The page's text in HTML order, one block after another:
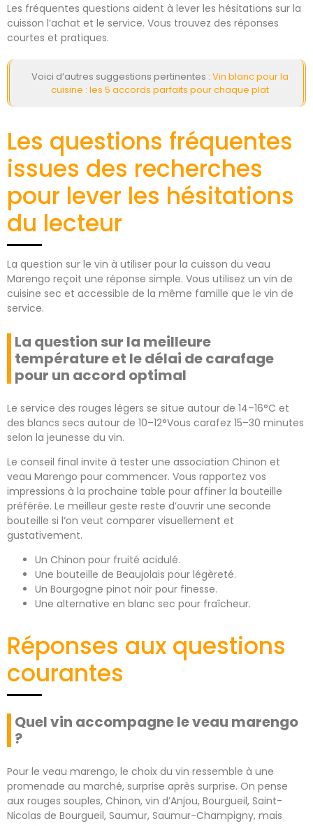
Les fréquentes questions aident à lever les hésitations sur la
cuisson l’achat et le service. Vous trouvez des réponses
courtes et pratiques.
Voici d’autres suggestions pertinentes : Vin blanc pour la
cuisine : les 5 accords parfaits pour chaque plat
Les questions fréquentes
issues des recherches
pour lever les hésitations
du lecteur
La question sur le vin à utiliser pour la cuisson du veau
Marengo reçoit une réponse simple. Vous utilisez un vin de
cuisine sec et accessible de la même famille que le vin de
service.
La question sur la meilleure
température et le délai de carafage
pour un accord optimal
Le service des rouges légers se situe autour de 14–16°C et
des blancs secs autour de 10–12°Vous carafez 15–30 minutes
selon la jeunesse du vin.
Le conseil final invite à tester une association Chinon et
veau Marengo pour commencer. Vous rapportez vos
impressions à la prochaine table pour affiner la bouteille
préférée. Le meilleur geste reste d’ouvrir une seconde
bouteille si l’on veut comparer visuellement et
gustativement.
Un Chinon pour fruité acidulé.
Une bouteille de Beaujolais pour légèreté.
Un Bourgogne pinot noir pour finesse.
Une alternative en blanc sec pour fraîcheur.
Réponses aux questions
courantes
Quel vin accompagne le veau marengo
?
Pour le veau marengo, le choix du vin ressemble à une
promenade au marché, surprise après surprise. On pense
aux rouges souples, Chinon, vin d’Anjou, Bourgueil, Saint-
Nicolas de Bourgueil, Saumur, Saumur-Champigny, mais